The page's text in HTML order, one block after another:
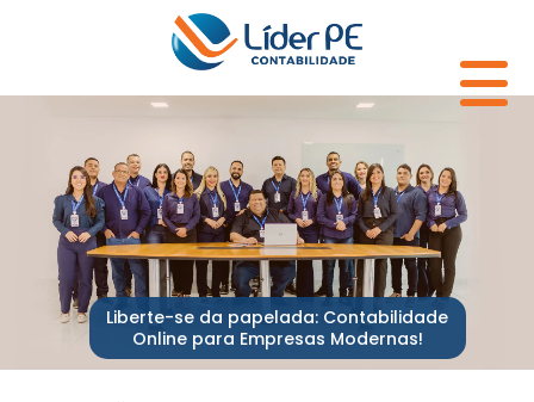
Liberte-se da papelada: Contabilidade
Online para Empresas Modernas!